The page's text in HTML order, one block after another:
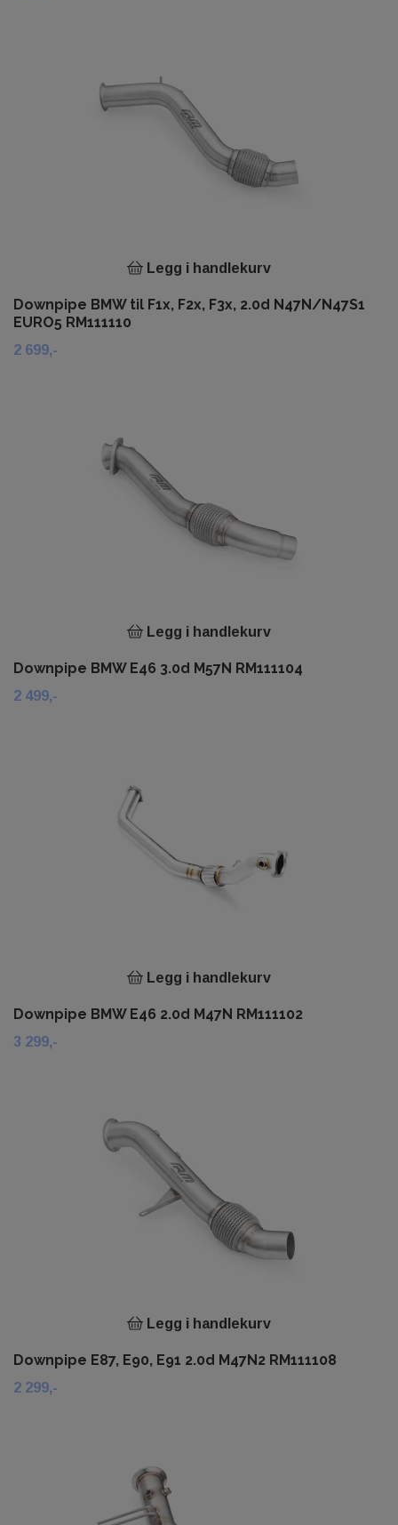
Legg i handlekurv
Downpipe BMW til F1x, F2x, F3x, 2.0d N47N/N47S1
EURO5 RM111110
2 699,-
Legg i handlekurv
Downpipe BMW E46 3.0d M57N RM111104
2 499,-
Legg i handlekurv
Downpipe BMW E46 2.0d M47N RM111102
3 299,-
Legg i handlekurv
Downpipe E87, E90, E91 2.0d M47N2 RM111108
2 299,-